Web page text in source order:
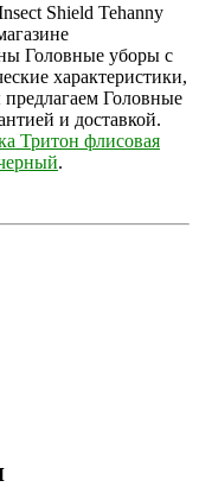
Shield Tehanny
Головные уборы с
характеристики,
Головные
и доставкой.
Тритон флисовая
.